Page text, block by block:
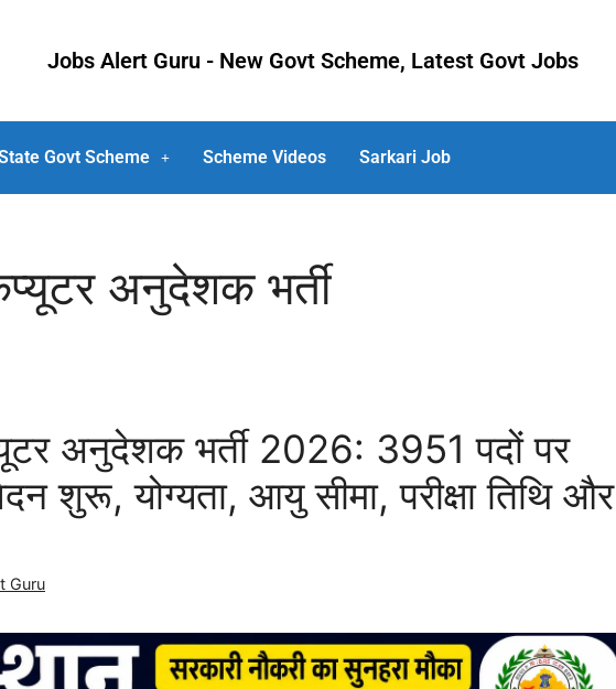
Jobs Alert Guru - New Govt Scheme, Latest Govt Jobs
Govt Scheme Scheme Videos Sarkari Job
अनुदेशक भर्ती
अनुदेशक भर्ती 2026: 3951 पदों पर
शुरू, योग्यता, आयु सीमा, परीक्षा तिथि और
Guru